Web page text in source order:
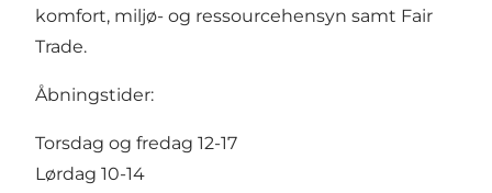
komfort, miljø- og ressourcehensyn samt Fair
Trade.
Åbningstider:
Torsdag og fredag 12-17
Lørdag 10-14